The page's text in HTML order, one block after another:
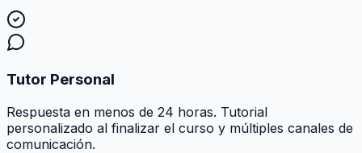
Tutor Personal
Respuesta en menos de 24 horas. Tutorial
personalizado al finalizar el curso y múltiples canales de
comunicación.